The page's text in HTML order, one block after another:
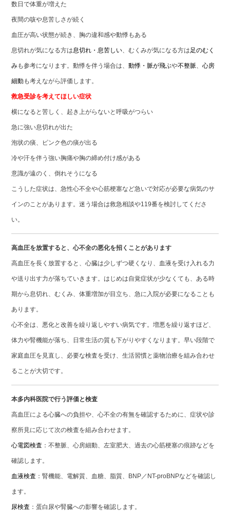
数日で体重が増えた
夜間の咳や息苦しさが続く
血圧が高い状態が続き、胸の違和感や動悸もある
息切れが気になる方は息切れ・息苦しい、むくみが気になる方は足のむく
みも参考になります。動悸を伴う場合は、動悸・脈が飛ぶや不整脈、心房
細動も考えながら評価します。
救急受診を考えてほしい症状
横になると苦しく、起き上がらないと呼吸がつらい
急に強い息切れが出た
泡状の痰、ピンク色の痰が出る
冷や汗を伴う強い胸痛や胸の締め付け感がある
意識が遠のく、倒れそうになる
こうした症状は、急性心不全や心筋梗塞など急いで対応が必要な病気のサ
インのことがあります。迷う場合は救急相談や119番を検討してくださ
い。
高血圧を放置すると、心不全の悪化を招くことがあります
高血圧を長く放置すると、心臓は少しずつ硬くなり、血液を受け入れる力
や送り出す力が落ちていきます。はじめは自覚症状が少なくても、ある時
期から息切れ、むくみ、体重増加が目立ち、急に入院が必要になることも
あります。
心不全は、悪化と改善を繰り返しやすい病気です。増悪を繰り返すほど、
体力や腎機能が落ち、日常生活の質も下がりやすくなります。早い段階で
家庭血圧を見直し、必要な検査を受け、生活習慣と薬物治療を組み合わせ
ることが大切です。
本多内科医院で行う評価と検査
高血圧による心臓への負担や、心不全の有無を確認するために、症状や診
察所見に応じて次の検査を組み合わせます。
心電図検査 ：不整脈、心房細動、左室肥大、過去の心筋梗塞の痕跡などを
確認します。
血液検査 ：腎機能、電解質、血糖、脂質、BNP／NT-proBNPなどを確認し
ます。
尿検査 ：蛋白尿や腎臓への影響を確認します。